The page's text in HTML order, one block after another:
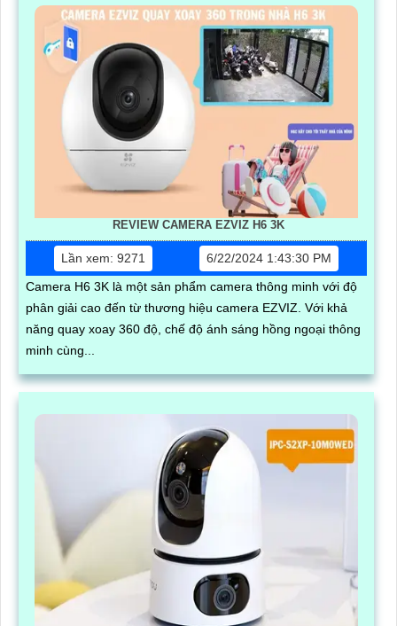
REVIEW CAMERA EZVIZ H6 3K
Lần xem: 9271
6/22/2024 1:43:30 PM
Camera H6 3K là một sản phẩm camera thông minh với độ
phân giải cao đến từ thương hiệu camera EZVIZ. Với khả
năng quay xoay 360 độ, chế độ ánh sáng hồng ngoại thông
minh cùng...